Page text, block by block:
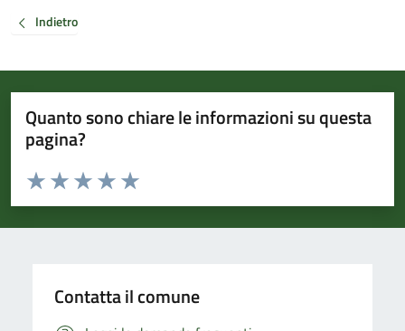
Indietro
Quanto sono chiare le informazioni su questa
pagina?
Valuta da 1 a 5 stelle la pagina
Valuta 5 stelle su 5
Valuta 4 stelle su 5
Valuta 3 stelle su 5
Valuta 2 stelle su 5
Valuta 1 stelle su 5
Contatta il comune